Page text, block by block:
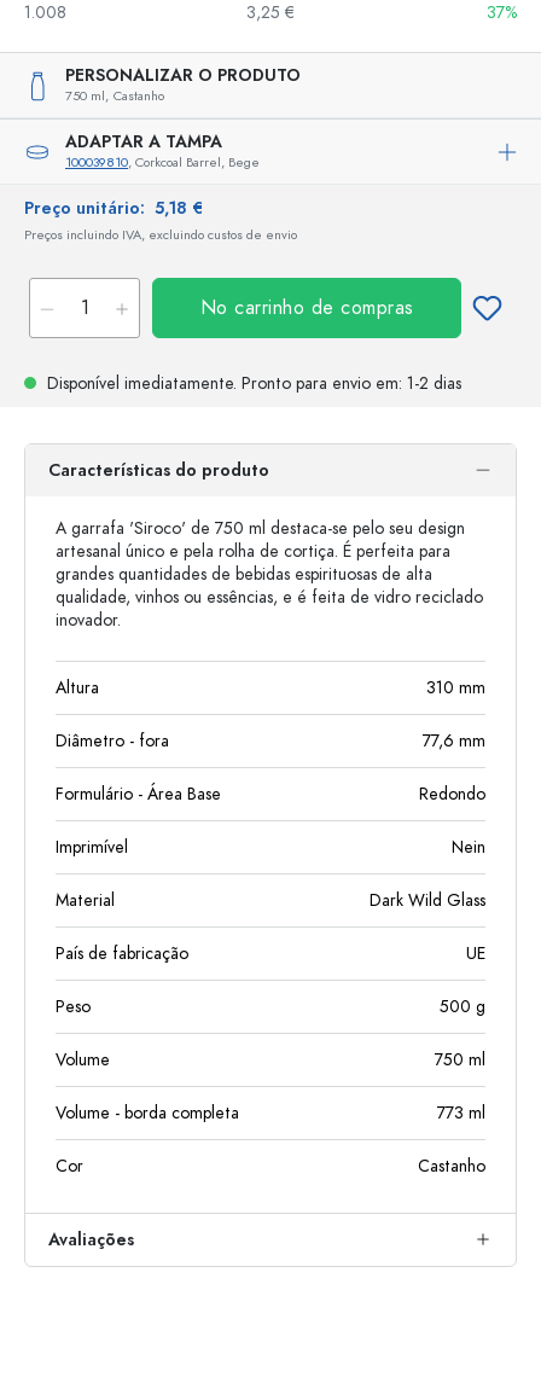
1.008
3,25 € 37%
PERSONALIZAR O PRODUTO
750 ml, Castanho
ADAPTAR A TAMPA
100039810, Corkcoal Barrel, Bege
Preço unitário: 5,18 €
Preços incluindo IVA, excluindo custos de envio
No carrinho de compras
Disponível imediatamente. Pronto para envio em: 1-2 dias
Características do produto
A garrafa 'Siroco' de 750 ml destaca-se pelo seu design
artesanal único e pela rolha de cortiça. É perfeita para
grandes quantidades de bebidas espirituosas de alta
qualidade, vinhos ou essências, e é feita de vidro reciclado
inovador.
Altura 310 mm
Diâmetro - fora 77,6 mm
Formulário - Área Base Redondo
Imprimível Nein
Material Dark Wild Glass
País de fabricação UE
Peso 500 g
Volume 750 ml
Volume - borda completa 773 ml
Cor Castanho
Avaliações